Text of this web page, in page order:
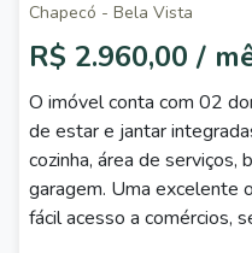
Chapecó - Bela Vista
R$ 2.960,00 /
O imóvel conta com 02
de estar e jantar
cozinha, área de serviços,
garagem. Uma excelente
fácil acesso a comércios,